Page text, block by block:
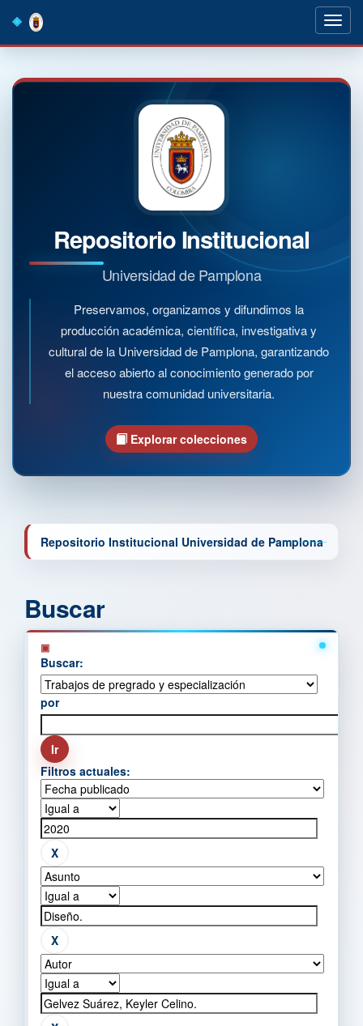
navigation
Repositorio Institucional
Universidad de Pamplona
Preservamos, organizamos y difundimos la
producción académica, científica, investigativa y
cultural de la Universidad de Pamplona, garantizando
el acceso abierto al conocimiento generado por
nuestra comunidad universitaria.
Explorar colecciones
Repositorio Institucional Universidad de Pamplona
Buscar
Buscar:
por
Filtros actuales: